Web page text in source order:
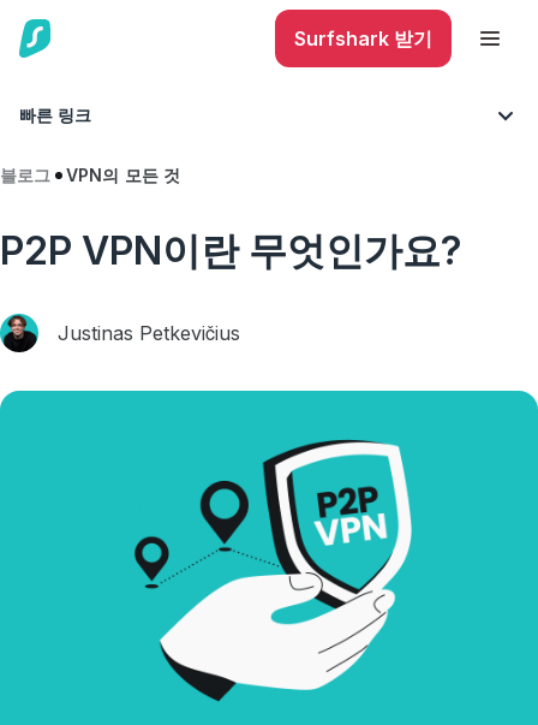
Surfshark 받기
빠른 링크
블로그 VPN의 모든 것
P2P VPN이란 무엇인가요?
Justinas Petkevičius